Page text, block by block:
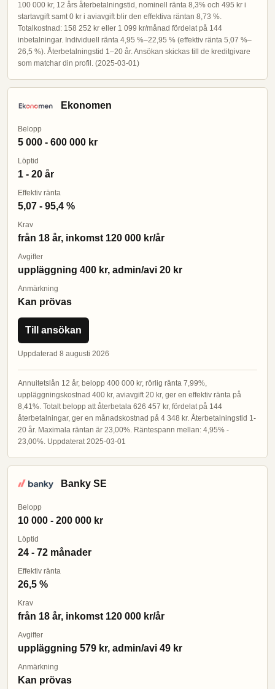
100 000 kr, 12 års återbetalningstid, nominell ränta 8,3% och 495 kr i
startavgift samt 0 kr i aviavgift blir den effektiva räntan 8,73 %.
Totalkostnad: 158 252 kr eller 1 099 kr/månad fördelat på 144
inbetalningar. Individuell ränta 4,95 %–22,95 % (effektiv ränta 5,07 %–
26,5 %). Återbetalningstid 1–20 år. Ansökan skickas till de kreditgivare
som matchar din profil. (2025-03-01)
Ekonomen
Belopp
5 000 - 600 000 kr
Löptid
1 - 20 år
Effektiv ränta
5,07 - 95,4 %
Krav
från 18 år, inkomst 120 000 kr/år
Avgifter
uppläggning 400 kr, admin/avi 20 kr
Anmärkning
Kan prövas
Till ansökan
Uppdaterad 8 augusti 2026
Annuitetslån 12 år, belopp 400 000 kr, rörlig ränta 7,99%,
uppläggningskostnad 400 kr, aviavgift 20 kr, ger en effektiv ränta på
8,41%. Totalt belopp att återbetala 626 457 kr, fördelat på 144
återbetalningar, ger en månadskostnad på 4 348 kr. Återbetalningstid 1-
20 år. Maximala räntan är 23,00%. Räntespann mellan: 4,95% -
23,00%. Uppdaterat 2025-03-01
Banky SE
Belopp
10 000 - 200 000 kr
Löptid
24 - 72 månader
Effektiv ränta
26,5 %
Krav
från 18 år, inkomst 120 000 kr/år
Avgifter
uppläggning 579 kr, admin/avi 49 kr
Anmärkning
Kan prövas